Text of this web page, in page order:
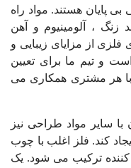
پایان هستند. مواد راه
، آلومینیوم و آهن
از مزایای زیبایی و
و تیم ما برای تعیین
با هر مشتری همکاری می
سایر مواد طراحی نیز
کند. فلز اغلب با چوب
کننده ترکیب می شود. یک